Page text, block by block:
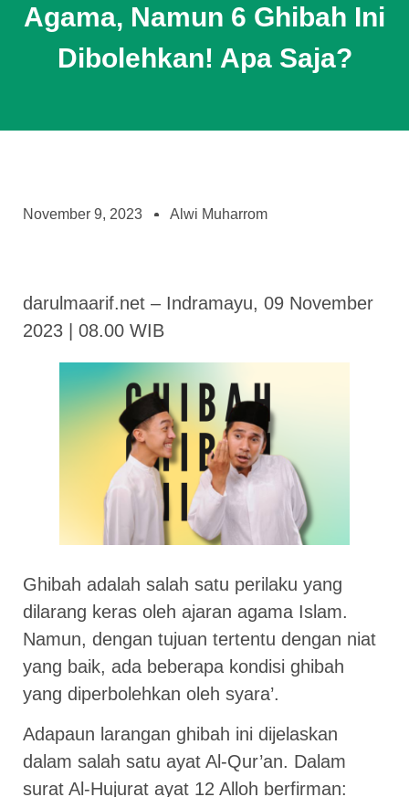
Agama, Namun 6 Ghibah Ini
Dibolehkan! Apa Saja?
November 9, 2023 Alwi Muharrom
darulmaarif.net – Indramayu, 09 November
2023 | 08.00 WIB
Ghibah adalah salah satu perilaku yang
dilarang keras oleh ajaran agama Islam.
Namun, dengan tujuan tertentu dengan niat
yang baik, ada beberapa kondisi ghibah
yang diperbolehkan oleh syara’.
Adapaun larangan ghibah ini dijelaskan
dalam salah satu ayat Al-Qur’an. Dalam
surat Al-Hujurat ayat 12 Alloh berfirman: